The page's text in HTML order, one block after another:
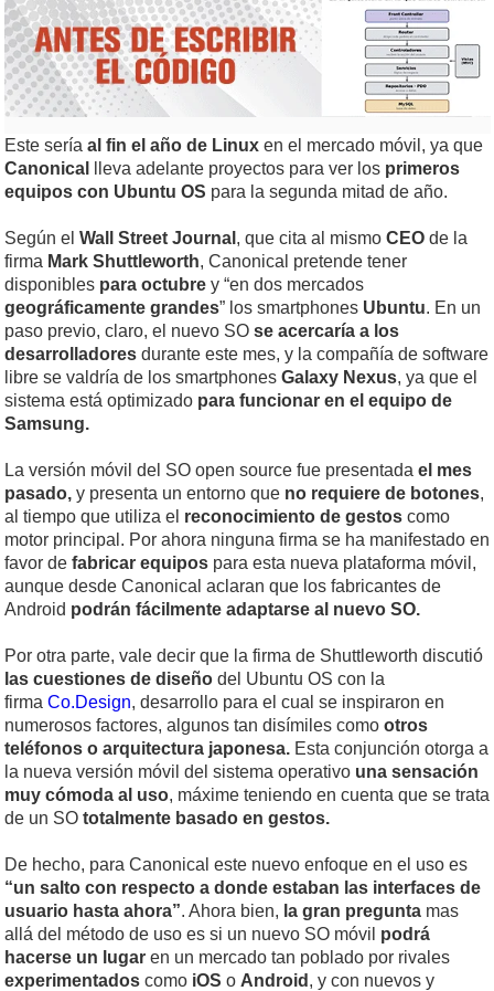
Este sería al fin el año de Linux en el mercado móvil, ya que
Canonical
lleva adelante proyectos para ver los primeros
equipos con Ubuntu OS para la segunda mitad de año.
Según el Wall Street Journal , que cita al mismo CEO de la
firma Mark Shuttleworth, Canonical pretende tener
disponibles para octubre y “en dos mercados
geográficamente grandes” los smartphones Ubuntu. En un
paso previo, claro, el nuevo SO se acercaría a los
desarrolladores durante este mes, y la compañía de software
libre se valdría de los smartphones Galaxy Nexus, ya que el
sistema está optimizado para funcionar en el equipo de
Samsung.
La versión móvil del SO open source fue presentada el mes
pasado, y presenta un entorno que no requiere de botones,
al tiempo que utiliza el reconocimiento de gestos como
motor principal. Por ahora ninguna firma se ha manifestado en
favor de fabricar equipos para esta nueva plataforma móvil,
aunque desde Canonical aclaran que los fabricantes de
Android podrán fácilmente adaptarse al nuevo SO.
Por otra parte, vale decir que la firma de Shuttleworth discutió
las cuestiones de diseño del Ubuntu OS con la
firma Co.Design, desarrollo para el cual se inspiraron en
numerosos factores, algunos tan disímiles como otros
teléfonos o arquitectura japonesa. Esta conjunción otorga a
la nueva versión móvil del sistema operativo una sensación
muy cómoda al uso, máxime teniendo en cuenta que se trata
de un SO totalmente basado en gestos.
De hecho, para Canonical este nuevo enfoque en el uso es
“un salto con respecto a donde estaban las interfaces de
usuario hasta ahora”. Ahora bien, la gran pregunta mas
allá del método de uso es si un nuevo SO móvil podrá
hacerse un lugar en un mercado tan poblado por rivales
experimentados como iOS o Android , y con nuevos y